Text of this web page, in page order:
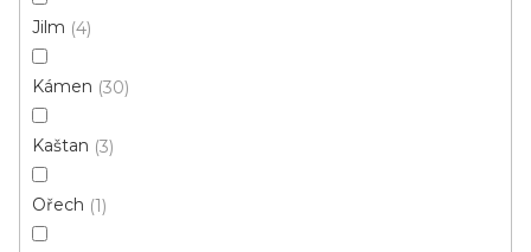
Jilm 4
Kámen 30
Kaštan 3
Ořech 1
Vinylová podlaha MODULEO ROOTS 55 EIR
Galway Oak 87832
749 Kč